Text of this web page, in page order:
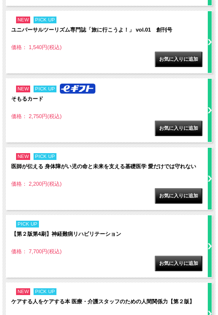
NEW PICK UP
ユニバーサルツーリズム専門誌「旅に行こうよ！」 vol.01 創刊号
価格： 1,540円(税込)
NEW PICK UP
そもるカード
価格： 2,750円(税込)
NEW PICK UP
医師が伝える 身体障がい児の命と未来を支える基礎医学 愛だけでは守れない
価格： 2,200円(税込)
PICK UP
【第２版第4刷】神経難病リハビリテーション
価格： 7,700円(税込)
NEW PICK UP
ケアする人をケアする本 医療・介護スタッフのための人間関係力【第２版】